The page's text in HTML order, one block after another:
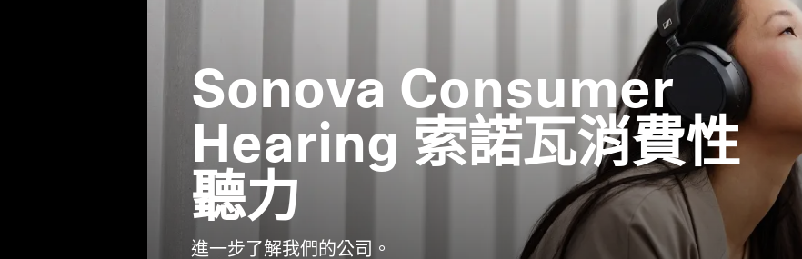
Sonova Consumer
Hearing 索諾瓦消費性
聽力
進一步了解我們的公司。